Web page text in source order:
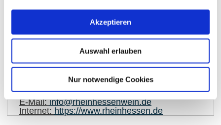
Akzeptieren
Auswahl erlauben
Nur notwendige Cookies
Kontaktinformationen:
Rheinhessenwein e.V.
Otto-Lilienthal-Straße 4
55232 Alzey
E-Mail:info@rheinhessenwein.de
Internet: https://www.rheinhessen.de